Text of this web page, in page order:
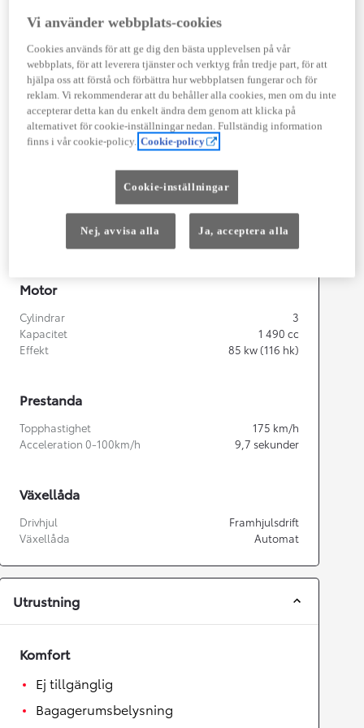
1 745mm
EURO 6
Kombinerad Co2 87g/km
Motor
Cylindrar
3
Kapacitet
1 490 cc
Effekt
85 kw (116 hk)
Prestanda
Topphastighet 175 km/h
Acceleration 0-100km/h
9,7 sekunder
Växellåda
Drivhjul
Framhjulsdrift
Växellåda
Automat
Utrustning
Komfort
Ej tillgänglig
Bagagerumsbelysning
Vi använder webbplats-cookies
Cookies används för att ge dig den bästa upplevelsen på vår
webbplats, för att leverera tjänster och verktyg från tredje part, för att
hjälpa oss att förstå och förbättra hur webbplatsen fungerar och för
reklam. Vi rekommenderar att du behåller alla cookies, men om du inte
accepterar detta kan du enkelt ändra dem genom att klicka på
alternativet för cookie-inställningar nedan. Fullständig information
finns i vår cookie-policy. Cookie-policy
Cookie-inställningar
Nej, avvisa alla Ja, acceptera alla